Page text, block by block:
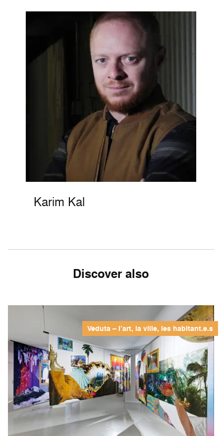
Karim Kal
Discover also
Veduta – l’art, la ville, les habitant.e.s